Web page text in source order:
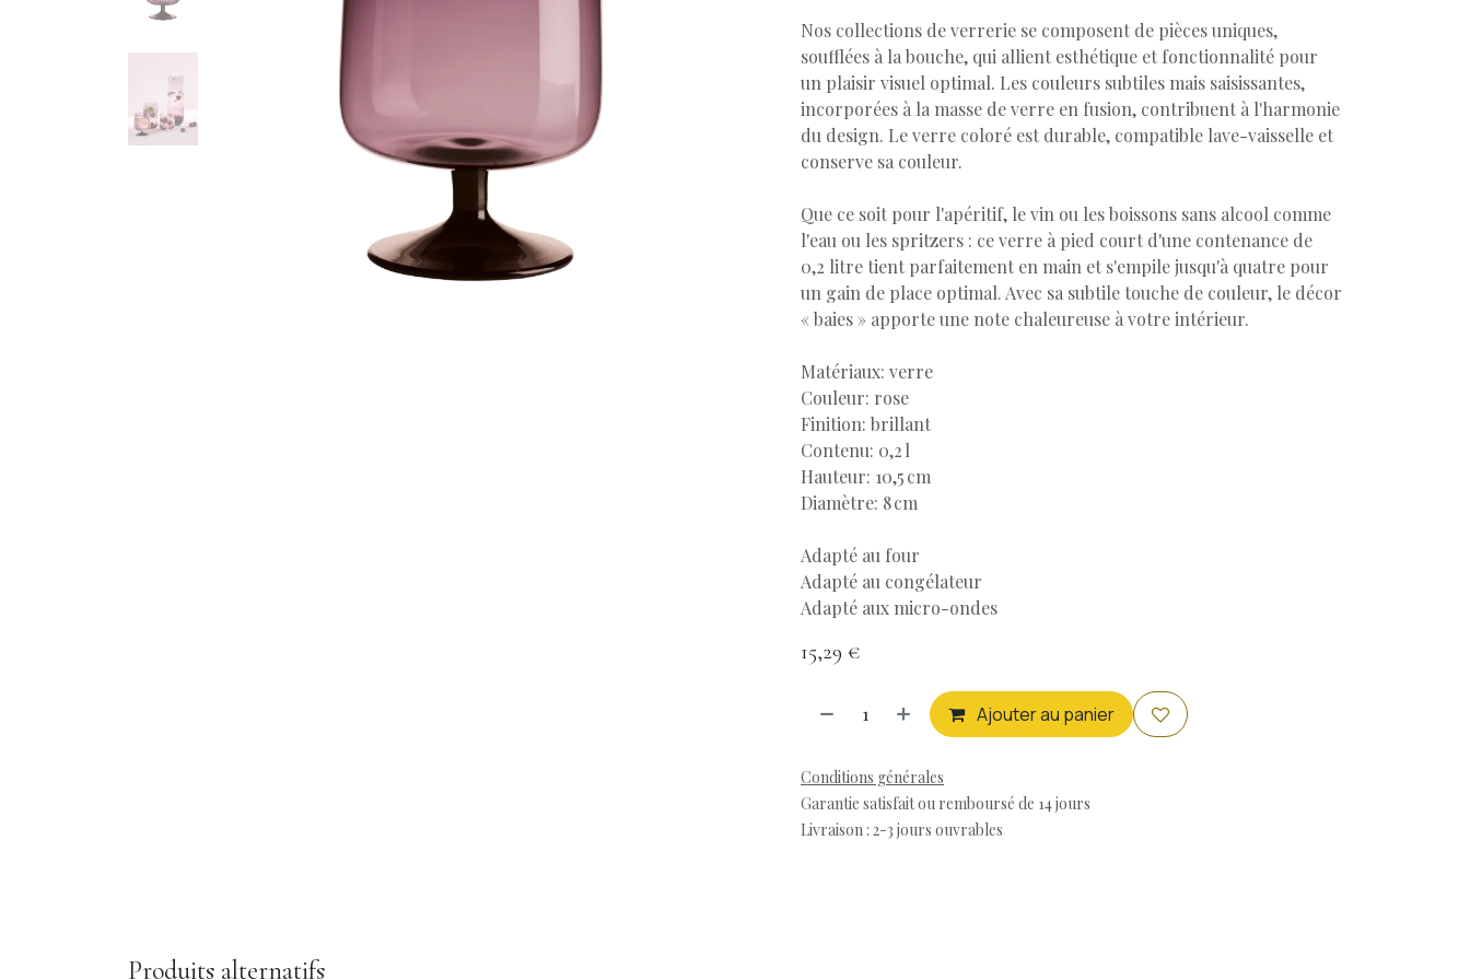
Nos collections de verrerie se composent de pièces uniques,
soufflées à la bouche, qui allient esthétique et fonctionnalité pour
un plaisir visuel optimal. Les couleurs subtiles mais saisissantes,
incorporées à la masse de verre en fusion, contribuent à l'harmonie
du design. Le verre coloré est durable, compatible lave-vaisselle et
conserve sa couleur.
Que ce soit pour l'apéritif, le vin ou les boissons sans alcool comme
l'eau ou les spritzers : ce verre à pied court d'une contenance de
0,2 litre tient parfaitement en main et s'empile jusqu'à quatre pour
un gain de place optimal. Avec sa subtile touche de couleur, le décor
« baies » apporte une note chaleureuse à votre intérieur.
Matériaux: verre
Couleur: rose
Finition: brillant
Contenu: 0,2 l
Hauteur: 10,5 cm
Diamètre: 8 cm
Adapté au four
Adapté au congélateur
Adapté aux micro-ondes
15,29 €
Ajouter au panier
Conditions générales
Garantie satisfait ou remboursé de 14 jours
Livraison : 2-3 jours ouvrables
Produits alternatifs